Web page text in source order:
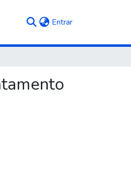
Entrar(current)